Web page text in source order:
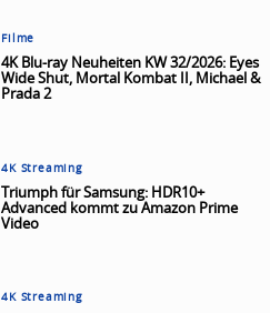
Filme
4K Blu-ray Neuheiten KW 32/2026: Eyes
Wide Shut, Mortal Kombat II, Michael &
Prada 2
4K Streaming
Triumph für Samsung: HDR10+
Advanced kommt zu Amazon Prime
Video
4K Streaming